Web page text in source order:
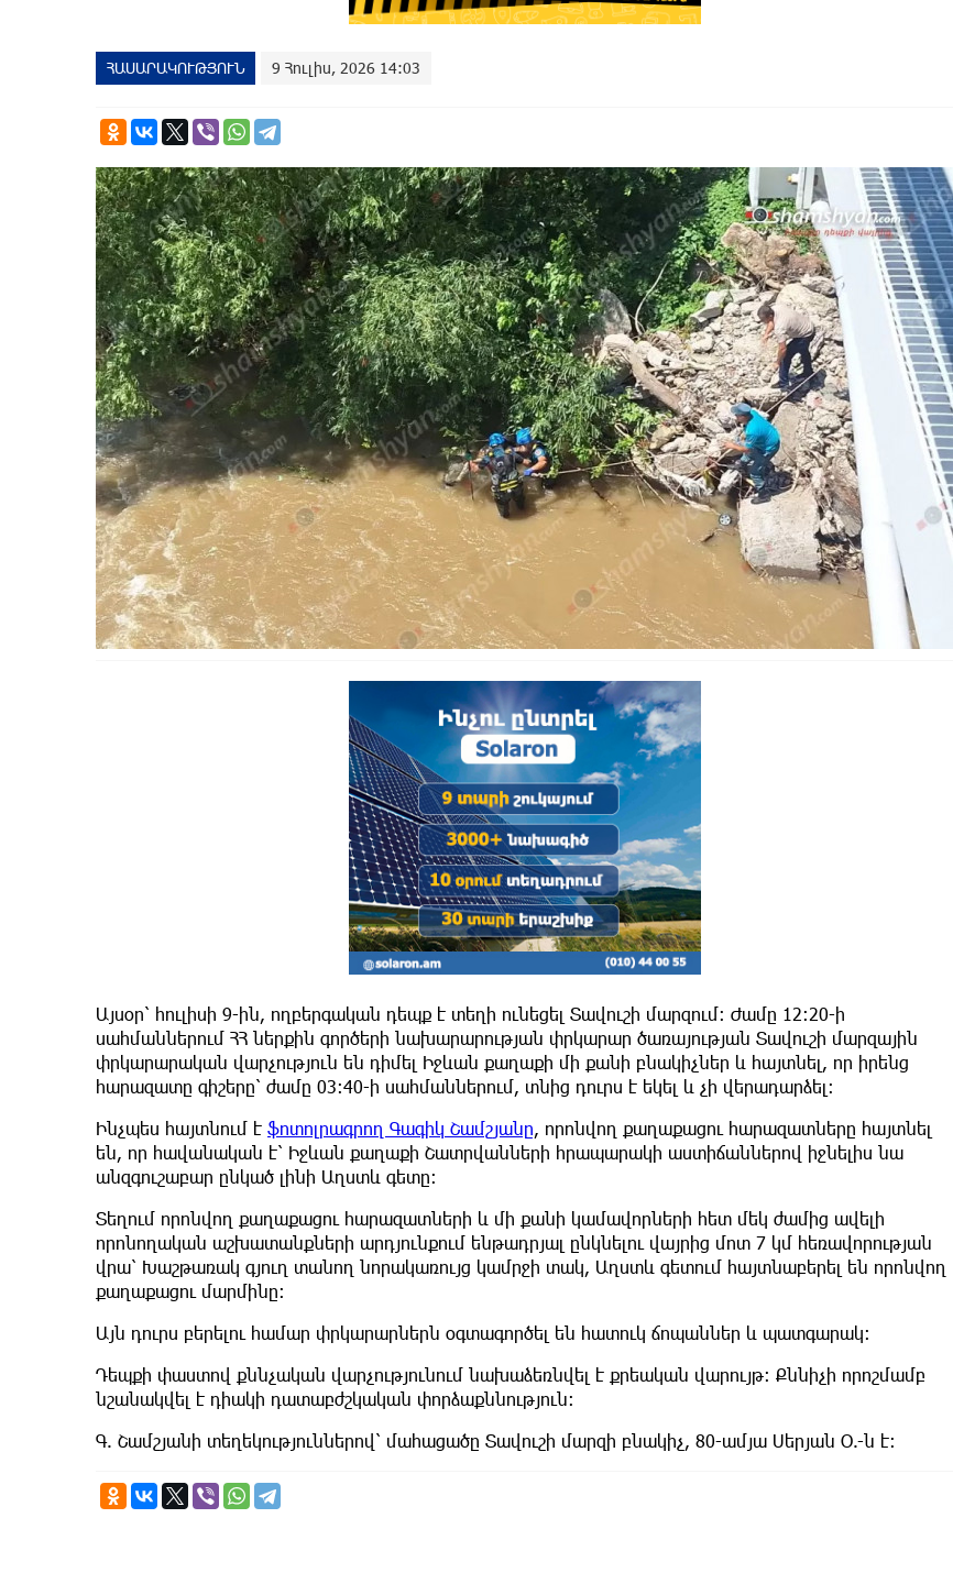
ՀԱՍԱՐԱԿՈՒԹՅՈՒՆ 9 Հուլիս, 2026 14:03
Այսօր՝ հուլիսի 9-ին, ողբերգական դեպք է տեղի ունեցել Տավուշի մարզում։ Ժամը 12:20-ի
սահմաններում ՀՀ ներքին գործերի նախարարության փրկարար ծառայության Տավուշի մարզային
փրկարարական վարչություն են դիմել Իջևան քաղաքի մի քանի բնակիչներ և հայտնել, որ իրենց
հարազատը գիշերը՝ ժամը 03:40-ի սահմաններում, տնից դուրս է եկել և չի վերադարձել։
Ինչպես հայտնում է ֆոտոլրագրող Գագիկ Շամշյանը, որոնվող քաղաքացու հարազատները հայտնել
են, որ հավանական է՝ Իջևան քաղաքի Շատրվանների հրապարակի աստիճաններով իջնելիս նա
անզգուշաբար ընկած լինի Աղստև գետը։
Տեղում որոնվող քաղաքացու հարազատների և մի քանի կամավորների հետ մեկ ժամից ավելի
որոնողական աշխատանքների արդյունքում ենթադրյալ ընկնելու վայրից մոտ 7 կմ հեռավորության
վրա՝ Խաշթառակ գյուղ տանող նորակառույց կամրջի տակ, Աղստև գետում հայտնաբերել են որոնվող
քաղաքացու մարմինը։
Այն դուրս բերելու համար փրկարարներն օգտագործել են հատուկ ճոպաններ և պատգարակ։
Դեպքի փաստով քննչական վարչությունում նախաձեռնվել է քրեական վարույթ։ Քննիչի որոշմամբ
նշանակվել է դիակի դատաբժշկական փորձաքննություն։
Գ. Շամշյանի տեղեկություններով՝ մահացածը Տավուշի մարզի բնակիչ, 80-ամյա Սերյան Օ.-ն է։